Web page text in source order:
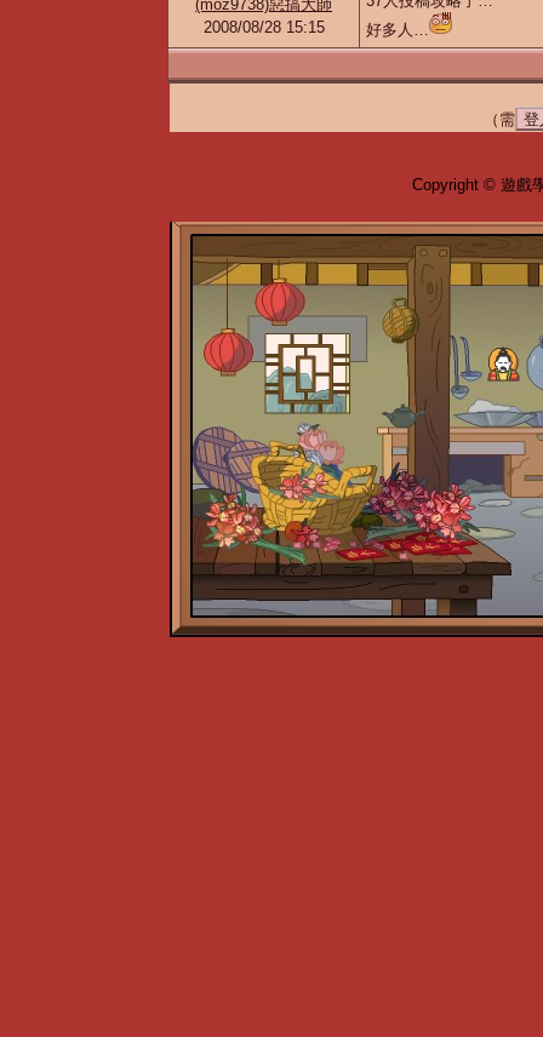
(moz9738)惡搞大師
2008/08/28 15:15
好多人…
（需 登
Copyright © 遊戲